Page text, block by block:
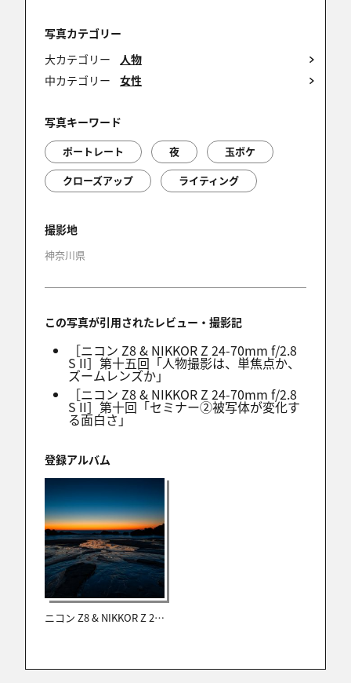
Hiro Hirota
umeken
妖艶な唇と目力、インパクトある素敵な表情です
ね！
シゲイチ
目力を感じます!!
ナイスショットです。
ＪＹＯ
ナイスショットです^^ 作品展在廊期間中のため
定型コメントで恐縮ですm(__)m
写真カテゴリー
大カテゴリー
人物
中カテゴリー
女性
写真キーワード
ポートレート 夜
玉ボケ
クローズアップ
ライティング
撮影地
神奈川県
この写真が引用されたレビュー・撮影記
［ニコン Z8 & NIKKOR Z 24-70mm f/2.8
S II］第十五回「人物撮影は、単焦点か、
ズームレンズか」
［ニコン Z8 & NIKKOR Z 24-70mm f/2.8
S II］第十回「セミナー②被写体が変化す
る面白さ」
登録アルバム
ニコン Z8 & NIKKOR Z 24-70mm f/2.8 S II レビュー